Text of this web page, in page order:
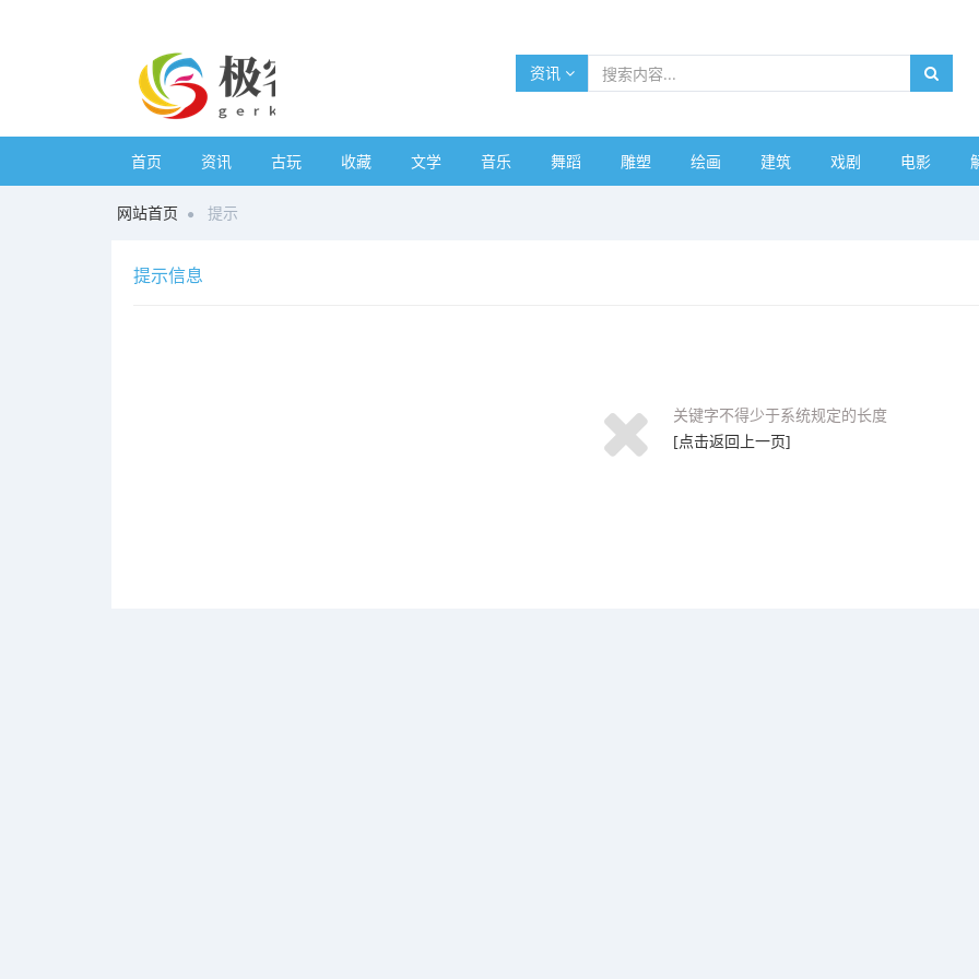
资讯
首页 资讯 古玩 收藏 文学 音乐 舞蹈 雕塑 绘画 建筑 戏剧 电影
网站首页 提示
提示信息
关键字不得少于系统规定的长度
[点击返回上一页]